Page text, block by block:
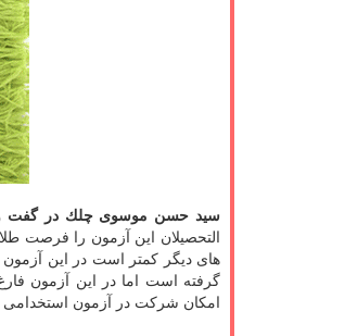
سید حسن موسوی چلك در گفت و
التحصیلان این آزمون را فرصت
های دیگر كمتر است در این آزمون
گرفته است اما در این آزمون
امكان شركت در آزمون استخدامی